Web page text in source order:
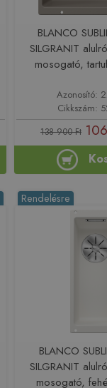
BLANCO
SILGRANIT
mosogató,
Azonosító:
Cikkszám:
138 900 Ft
Rendelésre
BLANCO
SILGRANIT
mosogató,